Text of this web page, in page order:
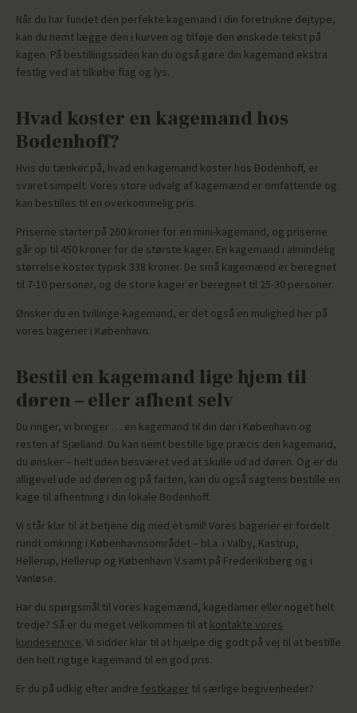
Når du har fundet den perfekte kagemand i din foretrukne dejtype,
kan du nemt lægge den i kurven og tilføje den ønskede tekst på
kagen. På bestillingssiden kan du også gøre din kagemand ekstra
festlig ved at tilkøbe flag og lys.
Hvad koster en kagemand hos
Bodenhoff?
Hvis du tænker på, hvad en kagemand koster hos Bodenhoff, er
svaret simpelt. Vores store udvalg af kagemænd er omfattende og
kan bestilles til en overkommelig pris.
Priserne starter på 260 kroner for en mini-kagemand, og priserne
går op til 450 kroner for de største kager. En kagemand i almindelig
størrelse koster typisk 338 kroner. De små kagemænd er beregnet
til 7-10 personer, og de store kager er beregnet til 25-30 personer.
Ønsker du en tvillinge-kagemand, er det også en mulighed her på
vores bagerier i København.
Bestil en kagemand lige hjem til
døren – eller afhent selv
Du ringer, vi bringer … en kagemand til din dør i København og
resten af Sjælland. Du kan nemt bestille lige præcis den kagemand,
du ønsker – helt uden besværet ved at skulle ud ad døren. Og er du
alligevel ude ad døren og på farten, kan du også sagtens bestille en
kage til afhentning i din lokale Bodenhoff.
Vi står klar til at betjene dig med et smil! Vores bagerier er fordelt
rundt omkring i Københavnsområdet – bl.a. i Valby, Kastrup,
Hellerup, Hellerup og København V samt på Frederiksberg og i
Vanløse.
Har du spørgsmål til vores kagemænd, kagedamer eller noget helt
tredje? Så er du meget velkommen til at kontakte vores
kundeservice. Vi sidder klar til at hjælpe dig godt på vej til at bestille
den helt rigtige kagemand til en god pris.
Er du på udkig efter andre festkager til særlige begivenheder?